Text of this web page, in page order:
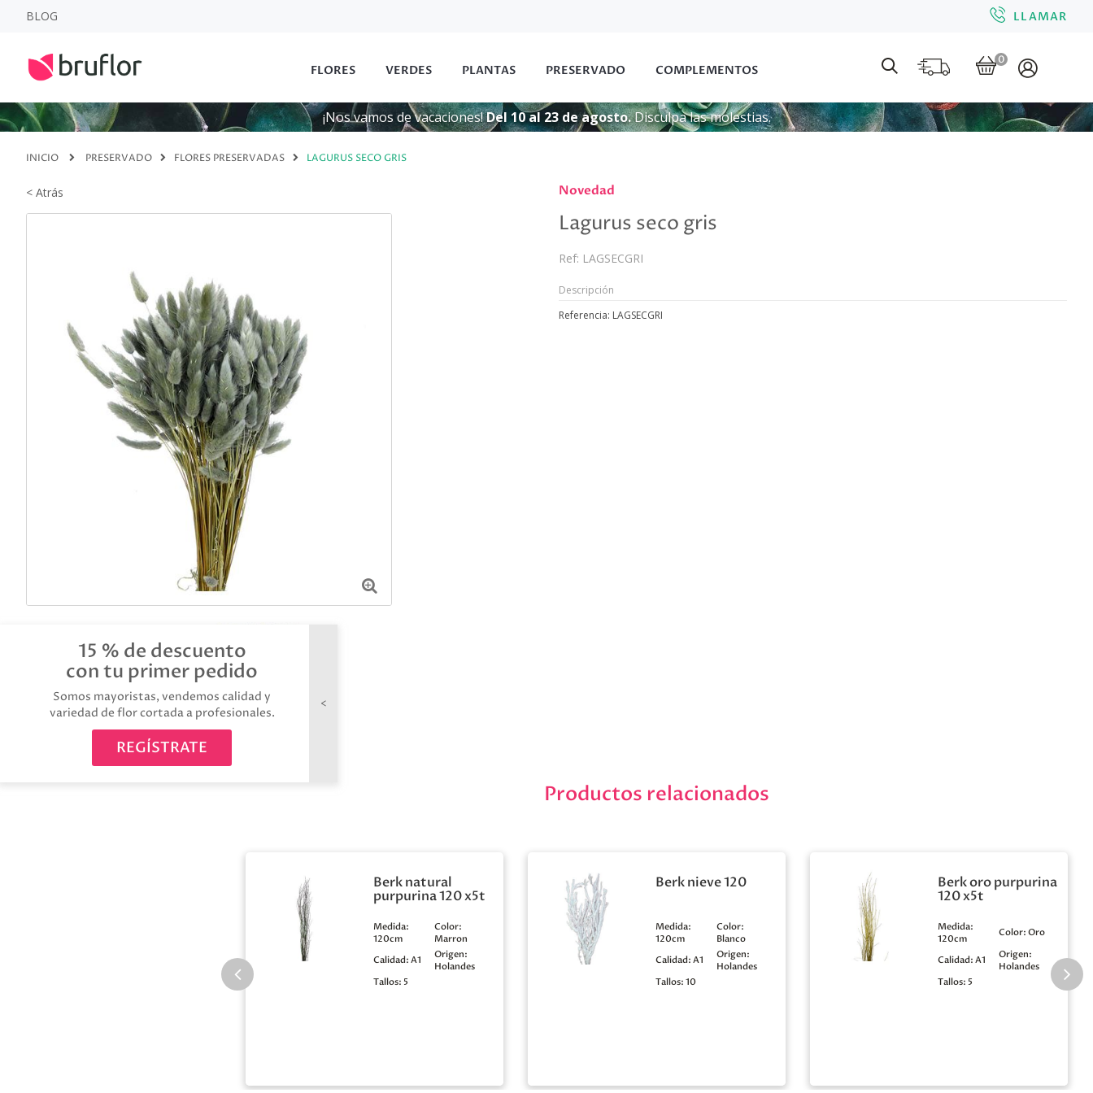
15 % de descuento
con tu primer pedido
Somos mayoristas, vendemos calidad y
variedad de flor cortada a profesionales.
REGÍSTRATE
BLOG LLAMAR
0
FLORES VERDES PLANTAS PRESERVADO COMPLEMENTOS
¡Nos vamos de vacaciones!Del 10 al 23 de agosto.Disculpa las molestias.
INICIO PRESERVADO FLORES PRESERVADAS LAGURUS SECO GRIS
< Atrás Novedad
Lagurus seco gris
Ref: LAGSECGRI
Descripción
Referencia: LAGSECGRI
Productos relacionados
Berk natural
purpurina 120 x5t
Medida:
120cm
Color:
Marron
Calidad: A1
Origen:
Holandes
Tallos: 5
Berk nieve 120
Medida:
120cm
Color:
Blanco
Calidad: A1
Origen:
Holandes
Tallos: 10
Berk oro purpurina
120 x5t
Medida:
120cm
Color: Oro
Calidad: A1
Origen:
Holandes
Tallos: 5